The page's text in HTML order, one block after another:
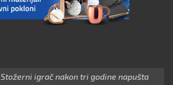
Stožerni igrač nakon tri godine napušta